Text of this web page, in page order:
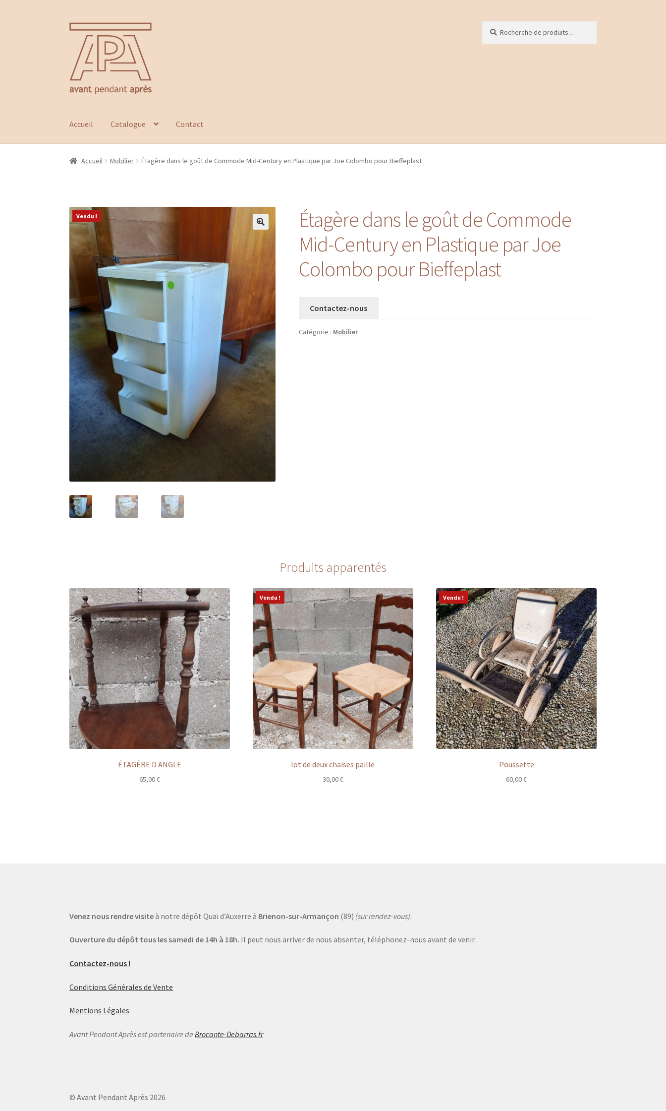
Aller
navigation
Aller
contenu
pour :
Accueil Catalogue Contact
Accueil Mobilier Étagère dans le goût de Commode Mid-Century en Plastique par Joe Colombo pour Bieffeplast
Vendu !
Étagère dans le goût de Commode
Mid-Century en Plastique par Joe
Colombo pour Bieffeplast
Contactez-nous
Catégorie : Mobilier
Produits apparentés
ÉTAGÈRE D ANGLE
65,00€
Vendu !
lot de deux chaises paille
30,00€
Vendu !
Poussette
60,00€
Venez nous rendre visiteà notre dépôt Quai d’Auxerre à Brienon-sur-Armançon (89) (sur rendez-vous).
Ouverture du dépôt tous les samedi de 14h à 18h. Il peut nous arriver de nous absenter, téléphonez-nous avant de venir.
Contactez-nous !
Conditions Générales de Vente
Mentions Légales
Avant Pendant Après est partenaire deBrocante-Debarras.fr
© Avant Pendant Après 2026